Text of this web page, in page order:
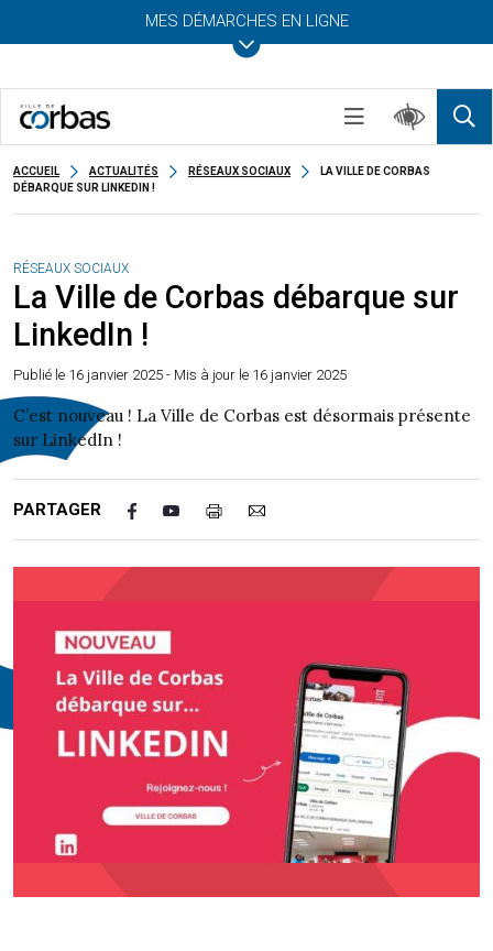
MES DÉMARCHES EN LIGNE
ACCUEIL ACTUALITÉS RÉSEAUX SOCIAUX
LA VILLE DE CORBAS
DÉBARQUE SUR LINKEDIN !
RÉSEAUX SOCIAUX
La Ville de Corbas débarque sur
LinkedIn !
Publié le 16 janvier 2025 - Mis à jour le 16 janvier 2025
C’est nouveau ! La Ville de Corbas est désormais présente
sur LinkedIn !
PARTAGER